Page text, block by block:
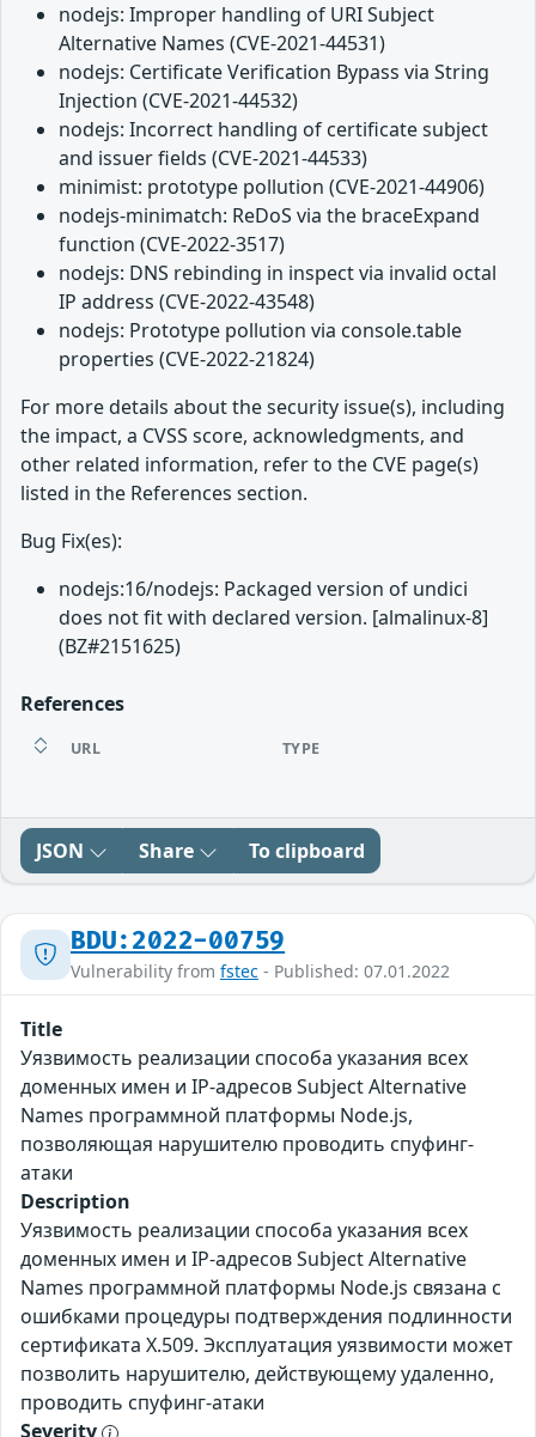
nodejs: Improper handling of URI Subject
Alternative Names (CVE-2021-44531)
nodejs: Certificate Verification Bypass via String
Injection (CVE-2021-44532)
nodejs: Incorrect handling of certificate subject
and issuer fields (CVE-2021-44533)
minimist: prototype pollution (CVE-2021-44906)
nodejs-minimatch: ReDoS via the braceExpand
function (CVE-2022-3517)
nodejs: DNS rebinding in inspect via invalid octal
IP address (CVE-2022-43548)
nodejs: Prototype pollution via console.table
properties (CVE-2022-21824)
For more details about the security issue(s), including
the impact, a CVSS score, acknowledgments, and
other related information, refer to the CVE page(s)
listed in the References section.
Bug Fix(es):
nodejs:16/nodejs: Packaged version of undici
does not fit with declared version. [almalinux-8]
(BZ#2151625)
References
URL TYPE
JSON Share To clipboard
BDU:2022-00759
Vulnerability from fstec - Published: 07.01.2022
Title
Уязвимость реализации способа указания всех
доменных имен и IP-адресов Subject Alternative
Names программной платформы Node.js,
позволяющая нарушителю проводить спуфинг-
атаки
Description
Уязвимость реализации способа указания всех
доменных имен и IP-адресов Subject Alternative
Names программной платформы Node.js связана с
ошибками процедуры подтверждения подлинности
сертификата X.509. Эксплуатация уязвимости может
позволить нарушителю, действующему удаленно,
проводить спуфинг-атаки
Severity